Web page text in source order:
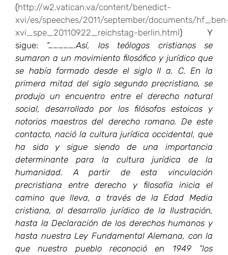
(http://w2.vatican.va/content/benedict-
xvi/es/speeches/2011/september/documents/
xvi_spe_20110922_reichstag-berlin.html) Y
sigue: “…………….Así, los teólogos cristianos se
sumaron a un movimiento filosófico y jurídico que
se había formado desde el siglo II a. C. En la
primera mitad del siglo segundo precristiano, se
produjo un encuentro entre el derecho natural
social, desarrollado por los filósofos estoicos y
notorios maestros del derecho romano. De este
contacto, nació la cultura jurídica occidental, que
ha sido y sigue siendo de una importancia
determinante para la cultura jurídica de la
humanidad. A partir de esta vinculación
precristiana entre derecho y filosofía inicia el
camino que lleva, a través de la Edad Media
cristiana, al desarrollo jurídico de la Ilustración,
hasta la Declaración de los derechos humanos y
hasta nuestra Ley Fundamental Alemana, con la
que nuestro pueblo reconoció en 1949 “los